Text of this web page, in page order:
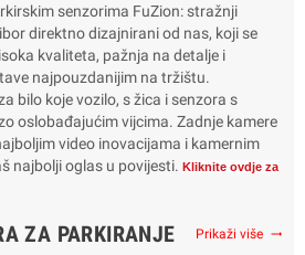
senzorima FuZion: stražnji
direktno dizajnirani od nas, koji se
kvaliteta, pažnja na detalje i
najpouzdanijim na tržištu.
bilo koje vozilo, s žica i senzora s
oslobađajućim vijcima. Zadnje kamere
video inovacijama i kamernim
najbolji oglas u povijesti. Kliknite ovdje za
ZA PARKIRANJE Prikaži više trending_flat